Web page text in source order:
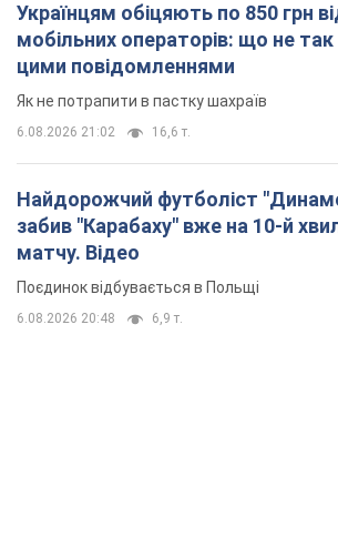
Українцям обіцяють по 850 грн
мобільних операторів: що не так
цими повідомленнями
Як не потрапити в пастку шахраїв
6.08.2026 21:02 16,6 т.
Найдорожчий футболіст
забив "Карабаху" вже на 10-й
матчу. Відео
Поєдинок відбувається в Польщі
6.08.2026 20:48 6,9 т.